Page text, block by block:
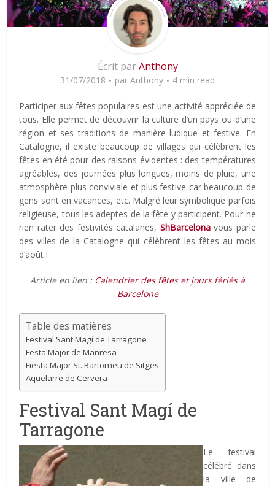
Écrit parAnthony
31/07/2018 par Anthony 4 min read
Participer aux fêtes populaires est une activité appréciée de
tous. Elle permet de découvrir la culture d’un pays ou d’une
région et ses traditions de manière ludique et festive. En
Catalogne, il existe beaucoup de villages qui célèbrent les
fêtes en été pour des raisons évidentes : des températures
agréables, des journées plus longues, moins de pluie, une
atmosphère plus conviviale et plus festive car beaucoup de
gens sont en vacances, etc. Malgré leur symbolique parfois
religieuse, tous les adeptes de la fête y participent. Pour ne
rien rater des festivités catalanes, ShBarcelonavous parle
des villes de la Catalogne qui célèbrent les fêtes au mois
d’août !
Article en lien : Calendrier des fêtes et jours fériés à
Barcelone
Table des matières
Festival Sant Magí de Tarragone
Festa Major de Manresa
Fiesta Major St. Bartomeu de Sitges
Aquelarre de Cervera
Festival Sant Magí de
Tarragone
Le festival
célébré dans
la ville de